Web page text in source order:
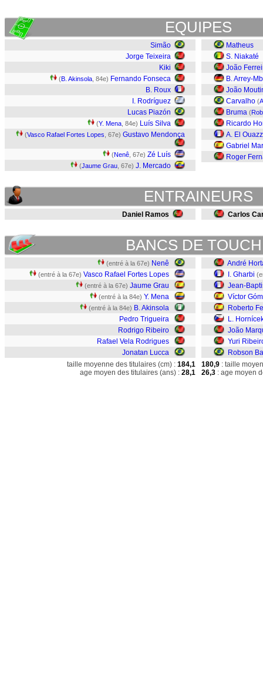
EQUIPES
Simão
Jorge Teixeira
Kiki
(B. Akinsola , 84e) Fernando Fonseca
B. Roux
I. Rodríguez
Lucas Piazón
(Y. Mena , 84e) Luís Silva
(Vasco Rafael Fortes Lopes , 67e) Gustavo Mendonça
(Nenê , 67e) Zé Luís
(Jaume Grau , 67e) J. Mercado
Matheus
S. Niakaté
João
B. Arrey-
João
Carvalho (
Bruma (
Ricardo
A. El
Gabriel
Roger
ENTRAINEURS
Daniel Ramos Carlos
BANCS DE
(entré à la 67e) Nenê
(entré à la 67e) Vasco Rafael Fortes Lopes
(entré à la 67e) Jaume Grau
(entré à la 84e) Y. Mena
(entré à la 84e) B. Akinsola
Pedro Trigueira
Rodrigo Ribeiro
Rafael Vela Rodrigues
Jonatan Lucca
André
I. Gharbi
Jean-
Víctor
Roberto
L.
João
Yuri
Robson
taille moyenne des titulaires (cm) : 184,1
age moyen des titulaires (ans) : 28,1
180,9 : taille
26,3 : age moyen